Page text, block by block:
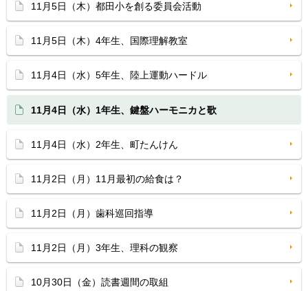
11月5日（木）都田小を創る委員会活動
11月5日（木）4年生、国際理解教室
11月4日（水）5年生、陸上運動ハードル
11月4日（水）1年生、鍵盤ハーモニカと歌
11月4日（水）2年生、町たんけん
11月2日（月）11月最初の給食は？
11月2日（月）歯科巡回指導
11月2日（月）3年生、理科の観察
10月30日（金）読書週間の取組